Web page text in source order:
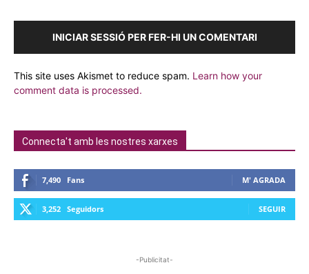
INICIAR SESSIÓ PER FER-HI UN COMENTARI
This site uses Akismet to reduce spam. Learn how your
comment data is processed.
Connecta't amb les nostres xarxes
7,490 Fans M' AGRADA
3,252 Seguidors SEGUIR
-Publicitat-